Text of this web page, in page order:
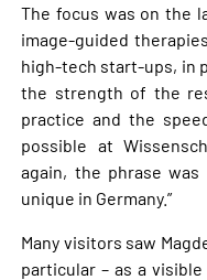
The focus was on the
image-guided
high-tech start-ups, in
the strength of the
practice and the
possible at
again, the phrase
unique in Germany.”
Many visitors saw
particular – as a